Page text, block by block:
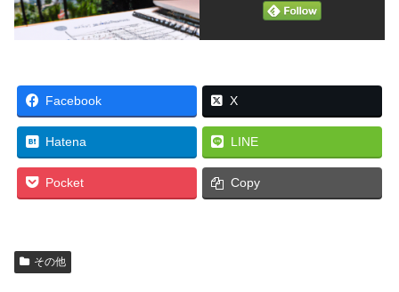
Facebook X
Hatena LINE
Pocket Copy
その他